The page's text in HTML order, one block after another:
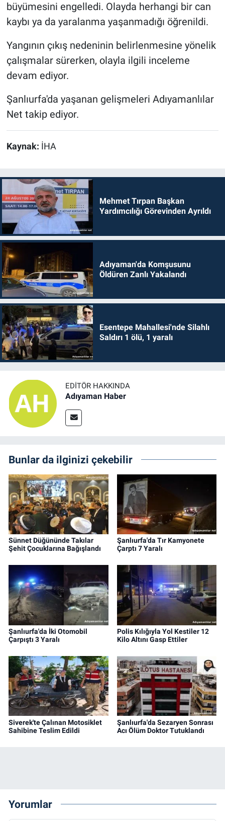
büyümesini engelledi. Olayda herhangi bir can
kaybı ya da yaralanma yaşanmadığı öğrenildi.
Yangının çıkış nedeninin belirlenmesine yönelik
çalışmalar sürerken, olayla ilgili inceleme
devam ediyor.
Şanlıurfa'da yaşanan gelişmeleri Adıyamanlılar
Net takip ediyor.
Kaynak: İHA
Mehmet Tırpan Başkan
Yardımcılığı Görevinden Ayrıldı
Adıyaman'da Komşusunu
Öldüren Zanlı Yakalandı
Esentepe Mahallesi'nde Silahlı
Saldırı 1 ölü, 1 yaralı
EDITÖR HAKKINDA
Adıyaman Haber
Bunlar da ilginizi çekebilir
Sünnet Düğününde Takılar
Şehit Çocuklarına Bağışlandı
Şanlıurfa'da Tır Kamyonete
Çarptı 7 Yaralı
Şanlıurfa'da İki Otomobil
Çarpıştı 3 Yaralı
Polis Kılığıyla Yol Kestiler 12
Kilo Altını Gasp Ettiler
Siverek'te Çalınan Motosiklet
Sahibine Teslim Edildi
Şanlıurfa'da Sezaryen Sonrası
Acı Ölüm Doktor Tutuklandı
Yorumlar